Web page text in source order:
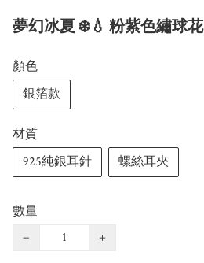
夢幻冰夏 ❄️💧 粉紫色繡球花
顏色
銀箔款
材質
925純銀耳針
螺絲耳夾
數量
−
+